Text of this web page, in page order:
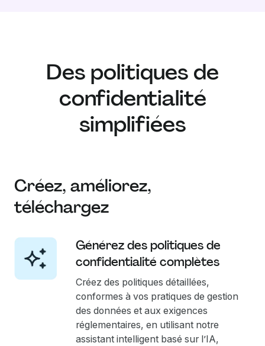
Des politiques de
confidentialité
simplifiées
Créez, améliorez,
téléchargez
Générez des politiques de
confidentialité complètes
Créez des politiques détaillées,
conformes à vos pratiques de gestion
des données et aux exigences
réglementaires, en utilisant notre
assistant intelligent basé sur l’IA,